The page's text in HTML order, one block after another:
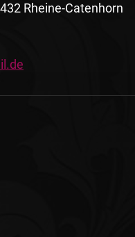
Rheine-Catenhorn